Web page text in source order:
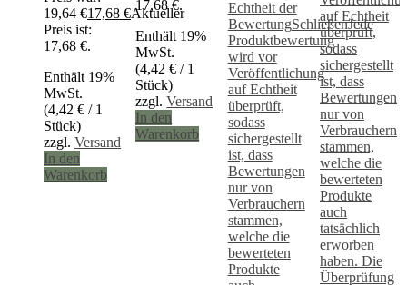
19,64 €17,68 €Aktueller
Preis ist:
17,68 €.
Enthält 19%
MwSt.
(4,42 € / 1
Stück)
zzgl. Versand
In den
Warenkorb
17,68 €.
Enthält 19%
MwSt.
(4,42€ / 1
Stück)
zzgl.Versand
In den
Warenkorb
Echtheit der
BewertungSchließenJede
Produktbewertung
wird vor
Veröffentlichung
auf Echtheit
überprüft,
sodass
sichergestellt
ist, dass
Bewertungen
nur von
Verbrauchern
stammen,
welche die
bewerteten
Produkte
auf Echtheit
überprüft,
sodass
sichergestellt
ist, dass
Bewertungen
nur von
Verbrauchern
stammen,
welche die
bewerteten
Produkte
auch
tatsächlich
erworben
haben. Die
Überprüfung